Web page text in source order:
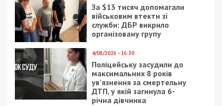
За $13 тисяч допомагали
військовим втекти зі
служби: ДБР викрило
організовану групу
4/08/2026 - 16:30
Поліцейську засудили до
максимальних 8 років
ув’язнення за смертельну
ДТП, у якій загинула 6-
річна дівчинка